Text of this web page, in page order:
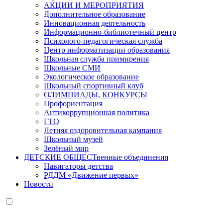
АКЦИИ И МЕРОПРИЯТИЯ
Дополнительное образование
Инновационная деятельность
Информационно-библиотечный центр
Психолого-педагогическая служба
Центр информатизации образования
Школьная служба примирения
Школьные СМИ
Экологическое образование
Школьный спортивный клуб
ОЛИМПИАДЫ, КОНКУРСЫ
Профориентация
Антикоррупционная политика
ГТО
Летняя оздоровительная кампания
Школьный музей
Зелёный мир
ДЕТСКИЕ ОБЩЕСТвенные объединения
Навигаторы детства
РДДМ «Движение первых»
Новости